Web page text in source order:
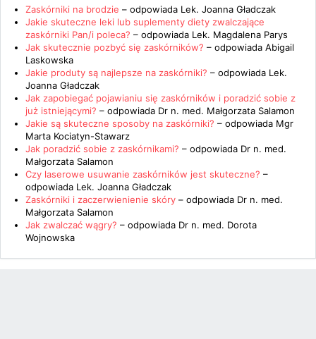
Zaskórniki na brodzie – odpowiada Lek. Joanna Gładczak
Jakie skuteczne leki lub suplementy diety zwalczające
zaskórniki Pan/i poleca? – odpowiada Lek. Magdalena Parys
Jak skutecznie pozbyć się zaskórników? – odpowiada Abigail
Laskowska
Jakie produty są najlepsze na zaskórniki? – odpowiada Lek.
Joanna Gładczak
Jak zapobiegać pojawianiu się zaskórników i poradzić sobie z
już istniejącymi? – odpowiada Dr n. med. Małgorzata Salamon
Jakie są skuteczne sposoby na zaskórniki? – odpowiada Mgr
Marta Kociatyn-Stawarz
Jak poradzić sobie z zaskórnikami? – odpowiada Dr n. med.
Małgorzata Salamon
Czy laserowe usuwanie zaskórników jest skuteczne? –
odpowiada Lek. Joanna Gładczak
Zaskórniki i zaczerwienienie skóry – odpowiada Dr n. med.
Małgorzata Salamon
Jak zwalczać wągry? – odpowiada Dr n. med. Dorota
Wojnowska